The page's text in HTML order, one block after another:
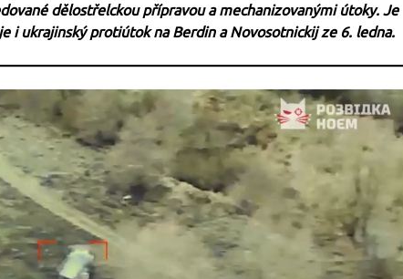
dělostřelckou přípravou a mechanizovanými útoky. Je
i ukrajinský protiútok na Berdin a Novosotnickij ze 6. ledna.